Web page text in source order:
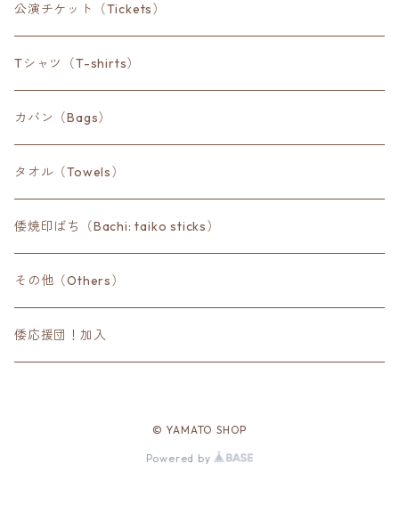
公演チケット（Tickets）
Tシャツ（T-shirts）
カバン（Bags）
タオル（Towels）
倭焼印ばち（Bachi: taiko sticks）
その他（Others）
倭応援団！加入
© YAMATO SHOP
Powered by